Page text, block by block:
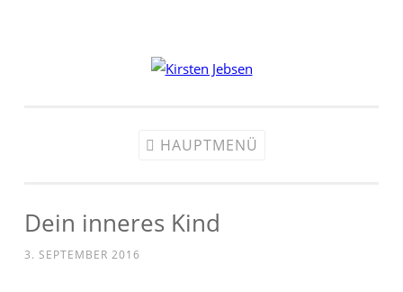
HAUPTMENÜ
Dein inneres Kind
3. SEPTEMBER 2016